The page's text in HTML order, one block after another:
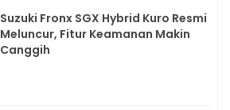
Suzuki Fronx SGX Hybrid Kuro Resmi
Meluncur, Fitur Keamanan Makin
Canggih